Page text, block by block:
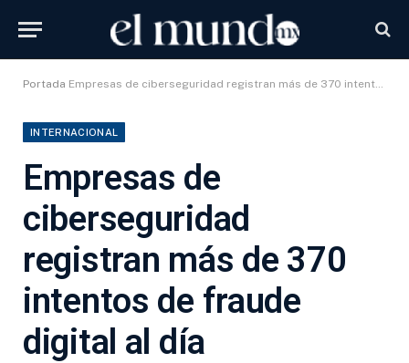
Portada Empresas de ciberseguridad registran más de 370 intentos de fraude digital al día
INTERNACIONAL
Empresas de
ciberseguridad
registran más de 370
intentos de fraude
digital al día